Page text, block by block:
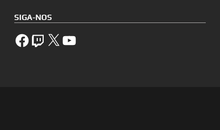
SIGA-NOS
FacebookTwitch X YouTube